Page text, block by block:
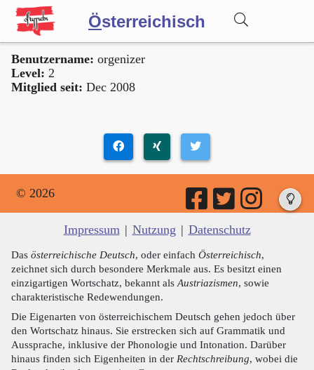
Österreichisch
Wörterbuch
Benutzername: orgenizer
Level: 2
Mitglied seit: Dec 2008
© 2026
Impressum | Nutzung | Datenschutz
Das österreichische Deutsch, oder einfach Österreichisch,
zeichnet sich durch besondere Merkmale aus. Es besitzt einen
einzigartigen Wortschatz, bekannt als Austriazismen, sowie
charakteristische Redewendungen.
Die Eigenarten von österreichischem Deutsch gehen jedoch über
den Wortschatz hinaus. Sie erstrecken sich auf Grammatik und
Aussprache, inklusive der Phonologie und Intonation. Darüber
hinaus finden sich Eigenheiten in der Rechtschreibung, wobei die